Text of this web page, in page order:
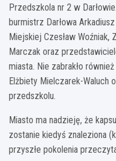
Przedszkola nr 2 w
burmistrz Darłowa
Miejskiej Czesław
Marczak oraz
miasta. Nie zabrakło
Elżbiety Mielczarek-Waluch
przedszkolu.
Miasto ma nadzieję, że
zostanie kiedyś znaleziona
przyszłe pokolenia